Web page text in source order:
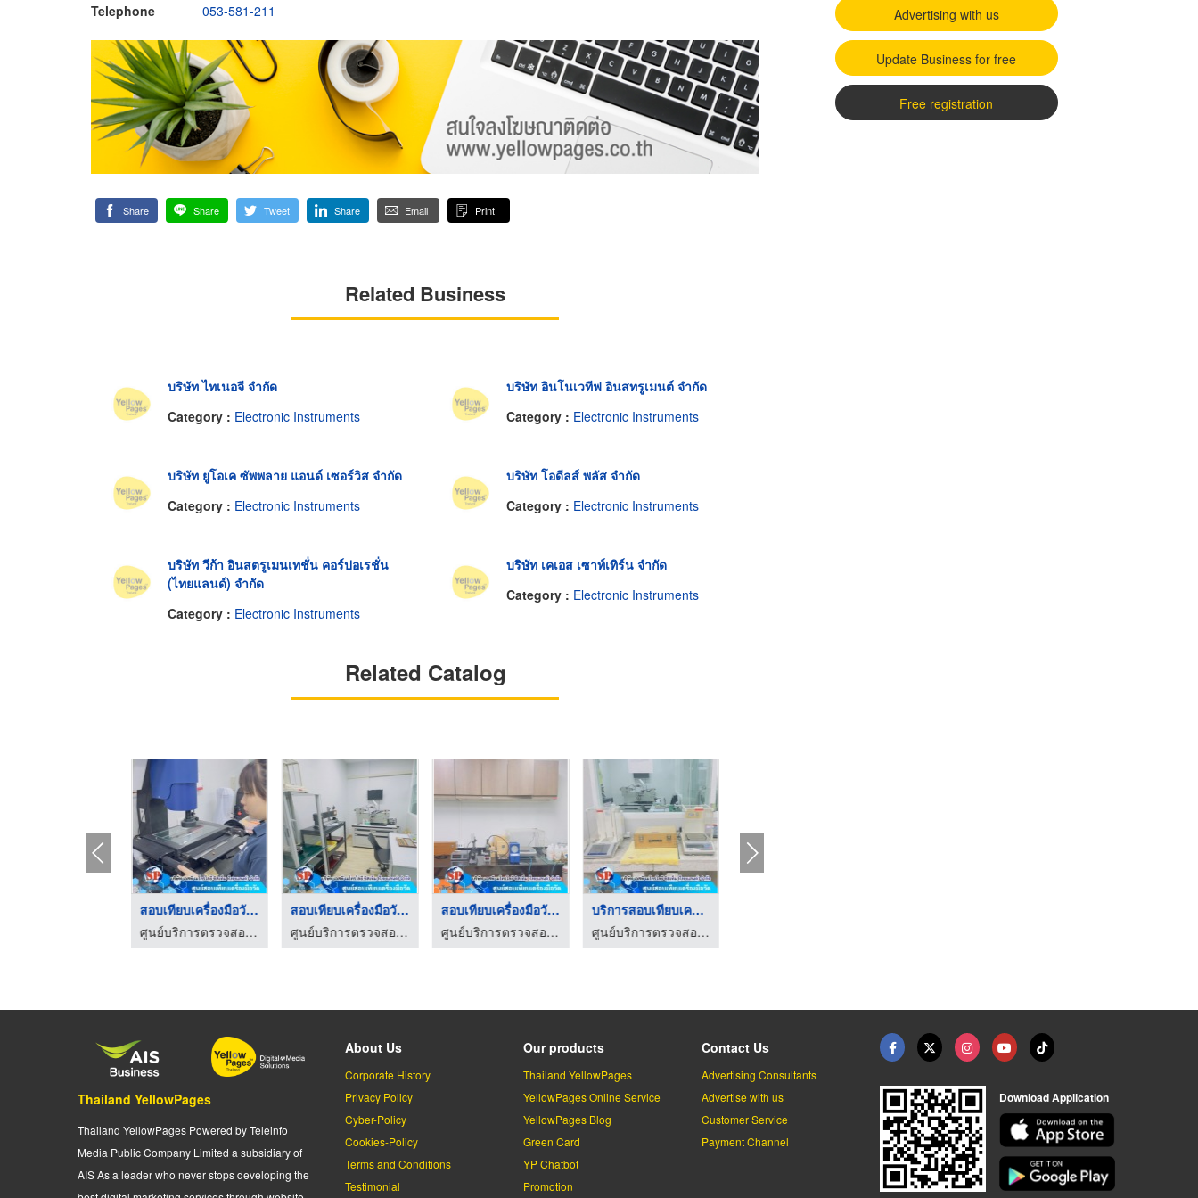
Telephone 053-581-211
Share Share Tweet Share Email Print
Related Business
บริษัท ไทเนอจี จำกัด
Category : Electronic Instruments
บริษัท อินโนเวทีฟ อินสทรูเมนต์ จำกัด
Category : Electronic Instruments
บริษัท ยูโอเค ซัพพลาย แอนด์ เซอร์วิส จำกัด
Category : Electronic Instruments
บริษัท โอดีลส์ พลัส จำกัด
Category : Electronic Instruments
บริษัท วีก้า อินสตรูเมนเทชั่น คอร์ปอเรชั่น
(ไทยแลนด์) จำกัด
Category : Electronic Instruments
บริษัท เคเอส เซาท์เทิร์น จำกัด
Category : Electronic Instruments
Related Catalog
สอบเทียบเครื่องมือวั ...
ศูนย์บริการตรวจสอบเครื่องมือวัด
สอบเทียบเครื่องมือวั ...
ศูนย์บริการตรวจสอบเครื่องมือวัด
สอบเทียบเครื่องมือวั ...
ศูนย์บริการตรวจสอบเครื่องมือวัด
บริการสอบเทียบเครื่อ ...
ศูนย์บริการตรวจสอบเครื่องมือวัด
Advertising with us
Update Business for free
Free registration
Thailand YellowPages
Thailand YellowPages Powered by Teleinfo
Media Public Company Limited a subsidiary of
AIS As a leader who never stops developing the
About Us
Corporate History
Privacy Policy
Cyber-Policy
Cookies-Policy
Terms and Conditions
Testimonial
Our products
Thailand YellowPages
YellowPages Online Service
YellowPages Blog
Green Card
YP Chatbot
Promotion
Contact Us
Advertising Consultants
Advertise with us
Customer Service
Payment Channel
Download Application